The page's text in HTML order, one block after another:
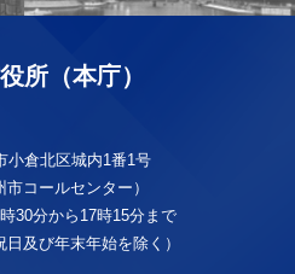
所（本庁）
倉北区城内1番1号
コールセンター）
30分から17時15分まで
日及び年末年始を除く）